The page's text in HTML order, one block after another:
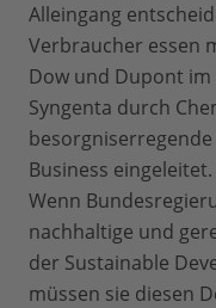
Alleingang
Verbraucher essen
Dow und Dupont
Syngenta durch
Business
Wenn
nachhaltige und
der Sustainable
müssen sie diesen